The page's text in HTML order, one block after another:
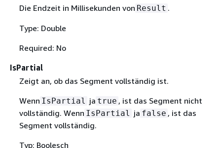
Die Endzeit in Millisekunden von Result .
Type: Double
Required: No
IsPartial
Zeigt an, ob das Segment vollständig ist.
Wenn IsPartial ja true , ist das Segment nicht
vollständig. Wenn IsPartial ja false , ist das
Segment vollständig.
Typ: Boolesch